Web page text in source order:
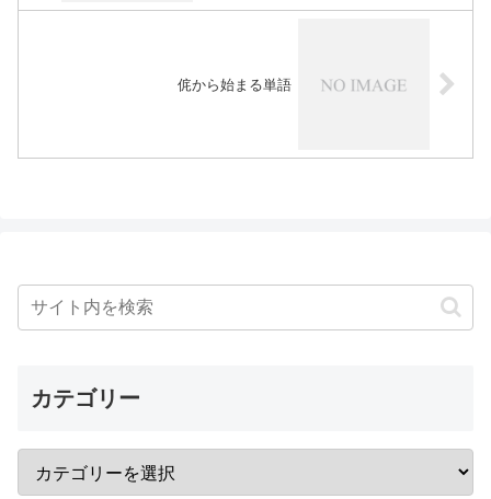
侂から始まる単語
カテゴリー